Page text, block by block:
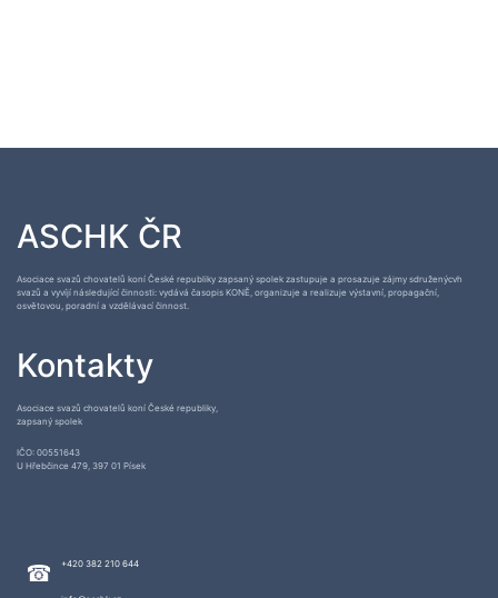
ASCHK ČR
Asociace svazů chovatelů koní České republiky zapsaný spolek zastupuje a prosazuje zájmy sdruženýcvh
svazů a vyvíjí následující činnosti: vydává časopis KONĚ, organizuje a realizuje výstavní, propagační,
osvětovou, poradní a vzdělávací činnost.
Kontakty
Asociace svazů chovatelů koní České republiky,
zapsaný spolek
IČO: 00551643
U Hřebčince 479, 397 01 Písek
+420 382 210 644